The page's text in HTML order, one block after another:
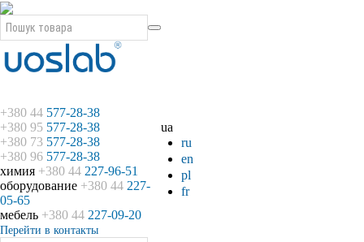
ua
ru
en
pl
fr
+380 44 577-28-38
+380 95 577-28-38
+380 73 577-28-38
+380 96 577-28-38
химия +380 44 227-96-51
оборудование +380 44 227-
05-65
мебель +380 44 227-09-20
Перейти в контакты